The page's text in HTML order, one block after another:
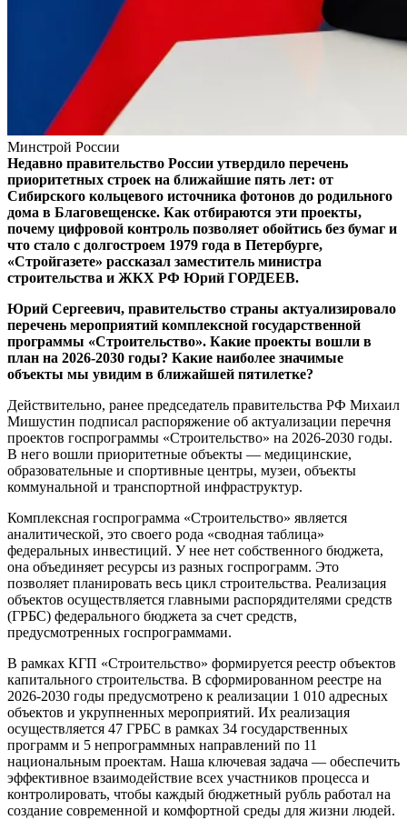
Минстрой России
Недавно правительство России утвердило перечень
приоритетных строек на ближайшие пять лет: от
Сибирского кольцевого источника фотонов до родильного
дома в Благовещенске. Как отбираются эти проекты,
почему цифровой контроль позволяет обойтись без бумаг и
что стало с долгостроем 1979 года в Петербурге,
«Стройгазете» рассказал заместитель министра
строительства и ЖКХ РФ Юрий ГОРДЕЕВ.
Юрий Сергеевич, правительство страны актуализировало
перечень мероприятий комплексной государственной
программы «Строительство». Какие проекты вошли в
план на 2026-2030 годы? Какие наиболее значимые
объекты мы увидим в ближайшей пятилетке?
Действительно, ранее председатель правительства РФ Михаил
Мишустин подписал распоряжение об актуализации перечня
проектов госпрограммы «Строительство» на 2026-2030 годы.
В него вошли приоритетные объекты — медицинские,
образовательные и спортивные центры, музеи, объекты
коммунальной и транспортной инфраструктур.
Комплексная госпрограмма «Строительство» является
аналитической, это своего рода «сводная таблица»
федеральных инвестиций. У нее нет собственного бюджета,
она объединяет ресурсы из разных госпрограмм. Это
позволяет планировать весь цикл строительства. Реализация
объектов осуществляется главными распорядителями средств
(ГРБС) федерального бюджета за счет средств,
предусмотренных госпрограммами.
В рамках КГП «Строительство» формируется реестр объектов
капитального строительства. В сформированном реестре на
2026-2030 годы предусмотрено к реализации 1 010 адресных
объектов и укрупненных мероприятий. Их реализация
осуществляется 47 ГРБС в рамках 34 государственных
программ и 5 непрограммных направлений по 11
национальным проектам. Наша ключевая задача — обеспечить
эффективное взаимодействие всех участников процесса и
контролировать, чтобы каждый бюджетный рубль работал на
создание современной и комфортной среды для жизни людей.